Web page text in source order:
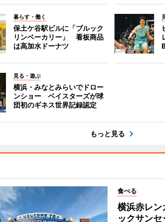
暮らす・働く
保土ケ谷駅ビルに「ブルック
リンベーカリー」 看板商品
は高加水ドーナツ
見る・遊ぶ
横浜・みなとみらいでドロー
ンショー ベイスターズが球
団初のギネス世界記録認定
もっと見る
食べる
横浜赤レン
ックサン